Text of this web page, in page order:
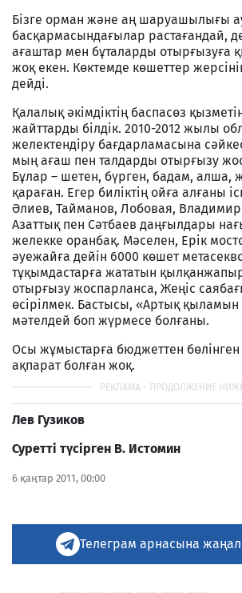
Бізге орман және аң шаруашылығы
басқармасындағылар растағандай,
ағаштар мен бұталарды отырғызуға
жоқ екен. Көктемде көшеттер
дейді.
Қалалық әкімдіктің баспасөз
жайттарды білдік. 2010-2012 жылы
желектендіру бағдарламасына
мың ағаш пен талдарды отырғызу
Бұлар – шетен, бүрген, бадам, алша,
қараған. Егер биліктің ойға алғаны
Әлиев, Тайманов, Лобовая,
Азаттық пен Сәтбаев даңғылдары
желекке оранбақ. Мәселен, Ерік
әуежайға дейін 6000 көшет
тұқымдастарға жататын
отырғызу жоспарланса, Жеңіс
өсірілмек. Бастысы, «Артық қыламын
мәтелдей боп жүрмесе болғаны.
Осы жұмыстарға бюджеттен
ақпарат болған жоқ.
Лев Гузиков
Суретті түсірген В. Истомин
6 қаңтар 2011, 00:00
Телеграм арнасына